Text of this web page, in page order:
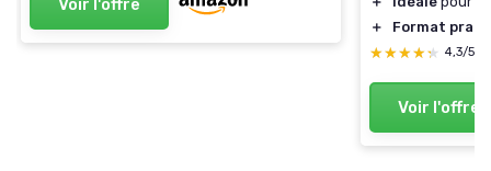
Voir l'offre
＋
Format
★★★★★
★★★★★ 4,3/5
Voir l'offre